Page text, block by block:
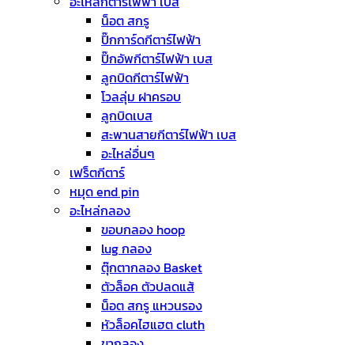
น็อต สกรู
ปิ๊กการ์ดกีตาร์ไฟฟ้า
ปิ๊กอัพกีตาร์ไฟฟ้า เบส
ลูกบิดกีตาร์ไฟฟ้า
โวลลุ่ม ฝาครอบ
ลูกบิดเบส
สะพานสายกีตาร์ไฟฟ้า เบส
อะไหล่อื่นๆ
เฟร็ตกีตาร์
หมุด end pin
อะไหล่กลอง
ขอบกลอง hoop
lug กลอง
ตุ๊กตากลอง Basket
ตัวล็อค ตัวปลดแส้
น็อต สกรู แหวนรอง
หัวล็อคไฮแฮต cluth